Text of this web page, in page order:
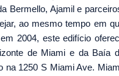
Bermello, Ajamil e
ao mesmo tempo em
2004, este edifício
de Miami e da Baía
na 1250 S Miami Ave.